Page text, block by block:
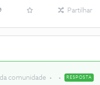
Partilhar
comunidade RESPOSTA